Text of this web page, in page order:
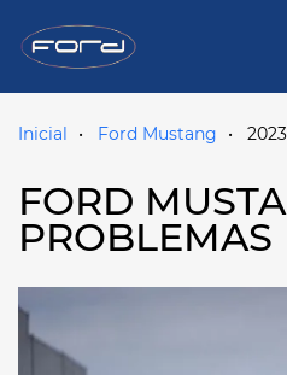
Inicial Ford Mustang 2023
FORD
PROBLEMAS